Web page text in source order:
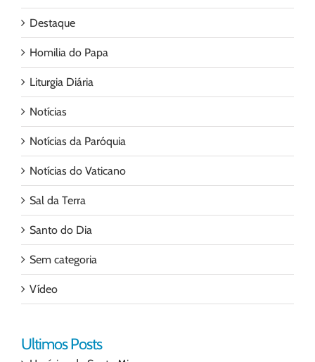
Destaque
Homilia do Papa
Liturgia Diária
Notícias
Notícias da Paróquia
Notícias do Vaticano
Sal da Terra
Santo do Dia
Sem categoria
Vídeo
Ultimos Posts